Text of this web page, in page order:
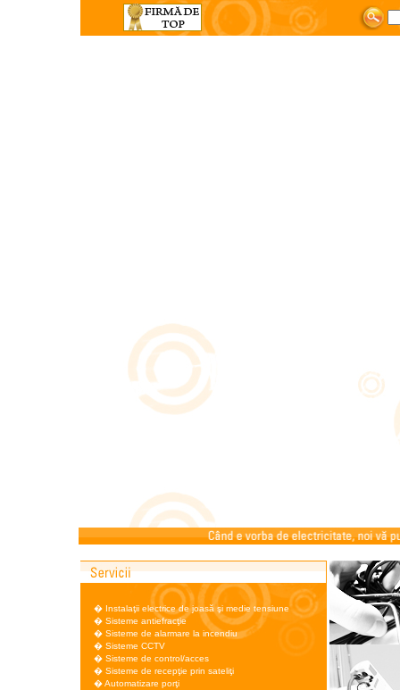
� Instalaţii electrice de joasă şi medie tensiune
� Sisteme antiefracţie
� Sisteme de alarmare la incendiu
� Sisteme CCTV
� Sisteme de control/acces
� Sisteme de recepţie prin sateliţi
�Automatizare porţi